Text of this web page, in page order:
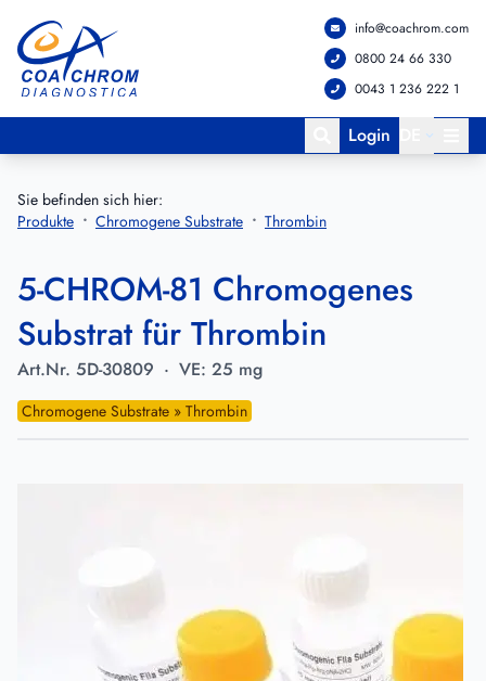
Zum Hauptmenü springen
Zum Hauptinhalt springen
info@coachrom.com
0800 24 66 330
0043 1 236 222 1
Login
Sie befinden sich hier:
Produkte
Chromogene Substrate Thrombin
5-CHROM-81 Chromogenes
Substrat für Thrombin
Art.Nr. 5D-30809 · VE: 25 mg
Chromogene Substrate » Thrombin